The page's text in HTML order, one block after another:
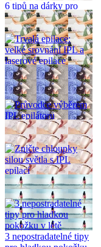
6 tipů na dárky pro
letošní (praktické)
Vánoce
Trvalá epilace: velké
srovnání IPL a
laserové epilace
Průvodce výběrem
IPL epilátoru
Zničte chloupky silou
světla s IPL epilací
3 nepostradatelné tipy